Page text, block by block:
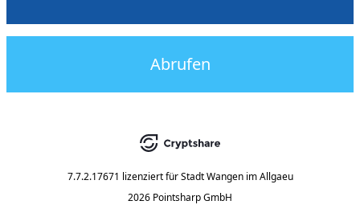
Abrufen
7.7.2.17671 lizenziert für Stadt Wangen im Allgaeu
2026 Pointsharp GmbH